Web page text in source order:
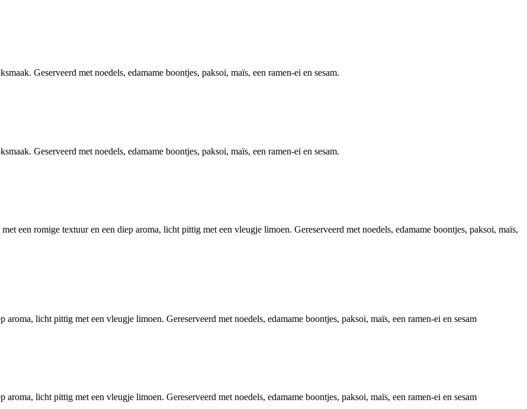
Geserveerd met noedels, edamame boontjes, paksoi, maïs, een ramen-ei en sesam.
Geserveerd met noedels, edamame boontjes, paksoi, maïs, een ramen-ei en sesam.
een romige textuur en een diep aroma, licht pittig met een vleugje limoen. Gereserveerd met noedels, edamame boontjes, paksoi, maïs,
licht pittig met een vleugje limoen. Gereserveerd met noedels, edamame boontjes, paksoi, maïs, een ramen-ei en sesam
licht pittig met een vleugje limoen. Gereserveerd met noedels, edamame boontjes, paksoi, maïs, een ramen-ei en sesam